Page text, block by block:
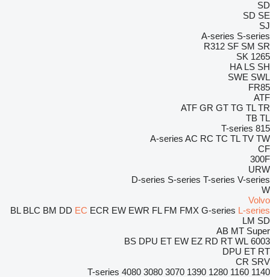
SD
SD SE
SJ
A-series S-series
R312 SF SM SR
1265
SK
HA LS SH
SWE SWL
FR85
ATF
ATF GR GT TG TL TR
TB TL
815
T-series
A-series AC RC TC TL TV TW
CF
300F
URW
D-series S-series T-series V-series
W
Volvo
BL BLC BM DD EC ECR EW EWR FL FM FMX G-series L-series
LM SD
AB MT Super
6003
BS DPU ET EW EZ RD RT WL
DPU ET RT
CR SRV
1140
1160
1280
1390
3070
3080
4080
T-series